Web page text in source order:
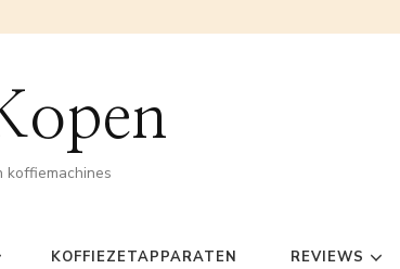
koffiemachines
KOFFIEZETAPPARATEN REVIEWS